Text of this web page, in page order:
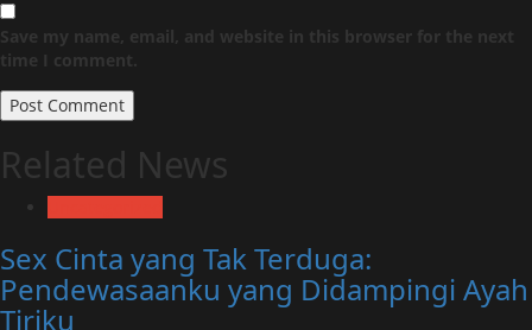
Save my name, email, and website in this browser for the next
time I comment.
Related News
Sex Cinta yang Tak Terduga:
Pendewasaanku yang Didampingi Ayah
Tiriku